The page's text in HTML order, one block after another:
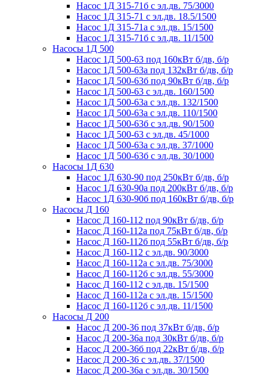
Насос 1Д 315-71б с эл.дв. 75/3000
Насос 1Д 315-71 с эл.дв. 18.5/1500
Насос 1Д 315-71а с эл.дв. 15/1500
Насос 1Д 315-71б с эл.дв. 11/1500
Насосы 1Д 500
Насос 1Д 500-63 под 160кВт б/дв, б/р
Насос 1Д 500-63a под 132кВт б/дв, б/р
Насос 1Д 500-63б под 90кВт б/дв, б/р
Насос 1Д 500-63 с эл.дв. 160/1500
Насос 1Д 500-63а с эл.дв. 132/1500
Насос 1Д 500-63а с эл.дв. 110/1500
Насос 1Д 500-63б с эл.дв. 90/1500
Насос 1Д 500-63 с эл.дв. 45/1000
Насос 1Д 500-63а с эл.дв. 37/1000
Насос 1Д 500-63б с эл.дв. 30/1000
Насосы 1Д 630
Насос 1Д 630-90 под 250кВт б/дв, б/р
Насос 1Д 630-90а под 200кВт б/дв, б/р
Насос 1Д 630-90б под 160кВт б/дв, б/р
Насосы Д 160
Насос Д 160-112 под 90кВт б/дв, б/р
Насос Д 160-112а под 75кВт б/дв, б/р
Насос Д 160-112б под 55кВт б/дв, б/р
Насос Д 160-112 с эл.дв. 90/3000
Насос Д 160-112а с эл.дв. 75/3000
Насос Д 160-112б с эл.дв. 55/3000
Насос Д 160-112 с эл.дв. 15/1500
Насос Д 160-112а с эл.дв. 15/1500
Насос Д 160-112б с эл.дв. 11/1500
Насосы Д 200
Насос Д 200-36 под 37кВт б/дв, б/р
Насос Д 200-36а под 30кВт б/дв, б/р
Насос Д 200-36б под 22кВт б/дв, б/р
Насос Д 200-36 с эл.дв. 37/1500
Насос Д 200-36а с эл.дв. 30/1500